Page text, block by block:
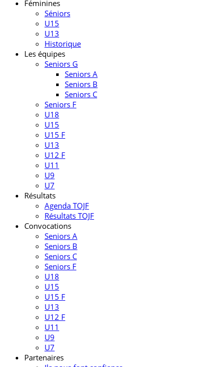
Féminines
Séniors
U15
U13
Historique
Les équipes
Seniors G
Seniors A
Seniors B
Seniors C
Seniors F
U18
U15
U15 F
U13
U12 F
U11
U9
U7
Résultats
Agenda TOJF
Résultats TOJF
Convocations
Seniors A
Seniors B
Seniors C
Seniors F
U18
U15
U15 F
U13
U12 F
U11
U9
U7
Partenaires